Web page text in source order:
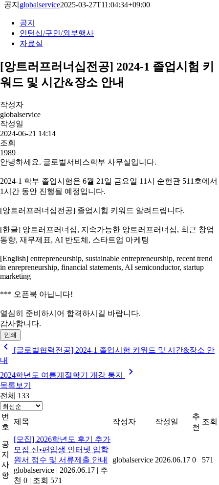
공지 globalservice2025-03-27T11:04:34+09:00
공지
인턴십/구인/외부행사
자료실
[앙트러프러너십전공] 2024-1 졸업시험 키
워드 및 시간&장소 안내
작성자
globalservice
작성일
2024-06-21 14:14
조회
1989
안녕하세요. 글로벌서비스학부 사무실입니다.
2024-1 학부 졸업시험은 6월 21일 금요일 11시 순헌관 511호에서
1시간 동안 진행될 예정입니다.
[앙트러프러너십전공] 졸업시험 키워드 알려드립니다.
[한글] 앙트러프러너십, 지속가능한 앙트러프러너십, 최근 창업
동향, 재무제표, AI 반도체, 스타트업 마케팅
[English] entrepreneurship, sustainable entrepreneurship, recent trend
in enrepreneurship, financial statements, AI semiconductor, startup
marketing
*** 오픈북 아닙니다!
열심히 준비하시어 합격하시길 바랍니다.
감사합니다.
인쇄
chevron_left
[글로벌협력전공] 2024-1 졸업시험 키워드 및 시간&장소 안
내
2024학년도 여름계절학기 개강 통지
chevron_right
목록보기
전체 133
번
호
제목 작성자 작성일
추
천
조회
공
지
사
항
[모집] 2026학년도 후기 추가
모집 신•편입생 인터넷 입학
원서 접수 및 서류제출 안내
globalservice | 2026.06.17 | 추
천 0 | 조회 571
globalservice 2026.06.17 0 571